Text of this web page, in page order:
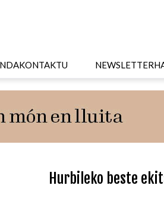
KONTAKTU NEWSLETTER
Hurbileko beste